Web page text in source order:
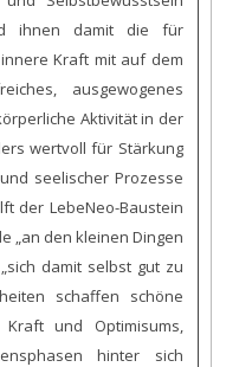
ihnen damit die für
Kraft mit auf dem
ausgewogenes
Aktivität in der
wertvoll für Stärkung
seelischer Prozesse
der LebeNeo-Baustein
„an den kleinen Dingen
damit selbst gut zu
schaffen schöne
und Optimisums,
hinter sich